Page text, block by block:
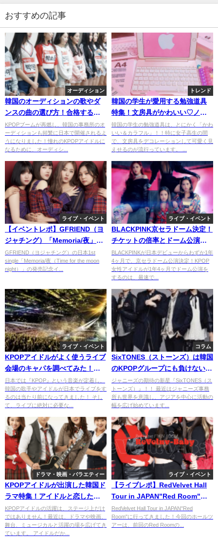
おすすめの記事
オーディション
韓国のオーディションの歌やダ
ンスの曲の選び方！合格するた
めの選曲とは？
KPOPブームが再燃し、韓国の事務所のオ
ーディションも頻繁に日本で開催されるよ
うになりました！憧れのKPOPアイドルに
なるために、オーディシ...
トレンド
韓国の学生が愛用する勉強道具
特集！文房具がかわいい♡ノー
トもカラフル♬
韓国の学生の勉強道具は、とにかく「かわ
いい＆カラフル」！！特に女子高生の間
で、文房具をデコレーションして可愛く見
えせるのが流行っています。 ...
ライブ・イベント
【イベントレポ】GFRIEND（ヨ
ジャチング）「Memoria/夜」発
売記念フリーライブ&ハイタッチ
会に行ってきた！
GFRIEND（ヨジャチング）の日本1st
single「Memoria/夜（Time for the moon
night）」の発売記念イ...
ライブ・イベント
BLACKPINK京セラドーム決定！
チケットの倍率とドーム公演の
理由。
BLACKPINKが日本デビューからわずか1年
4ヶ月で、京セラドーム公演決定！KPOP
女性アイドルが1年4ヶ月でドーム公演を
するのは、最速で...
ライブ・イベント
KPOPアイドルがよく使うライブ
会場のキャパを調べてみた！
（関東編）
日本では『KPOP』という音楽が定着し、
韓国の歌手やアイドルが日本でライブをす
るのは当たり前になってきました！ そし
て、ライブに絶対に必要な...
コラム
SixTONES（ストーンズ）は韓国
のKPOPグループにも負けない？
メンバープロフィールや魅力を
紹介！
ジャニーズの期待の新星『SixTONES（ス
トーンズ）』！！ 最近はジャニーズ事務
所も世界を意識し、アジアを中心に活動の
幅を広げ始めています...
ドラマ・映画・バラエティー
KPOPアイドルが出演した韓国ド
ラマ特集！アイドルと恋した気
分にも！？
KPOPアイドルの活躍は、ステージ上だけ
ではありません！最近は、ドラマや映画、
舞台、ミュージカルと活躍の場を広げてき
ています。 アイドルだか...
ライブ・イベント
【ライブレポ】RedVelvet Hall
Tour in JAPAN"Red Room"セ
トリもグッズも最高。
RedVelvet Hall Tour in JAPAN"Red
Room"に行ってきました！今回のホールツ
アーは、前回のRed Roomの...